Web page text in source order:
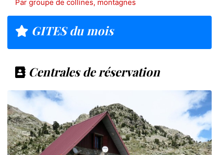
Par groupe de collines, montagnes
GITES du mois
Centrales de réservation